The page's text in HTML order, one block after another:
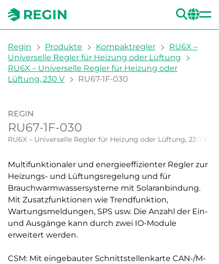
You are here:
Regin Produkte Kompaktregler
RU6X –
Universelle Regler für Heizung oder Lüftung
RU6X – Universelle Regler für Heizung oder
Lüftung, 230 V
RU67-1F-030
REGIN
RU67-1F-030
RU6X – Universelle Regler für Heizung oder Lüftung, 230 V
Multifunktionaler und energieeffizienter Regler zur
Heizungs- und Lüftungsregelung und für
Brauchwarmwassersysteme mit Solaranbindung.
Mit Zusatzfunktionen wie Trendfunktion,
Wartungsmeldungen, SPS usw. Die Anzahl der Ein-
und Ausgänge kann durch zwei IO-Module
erweitert werden.
CSM: Mit eingebauter Schnittstellenkarte CAN-/M-